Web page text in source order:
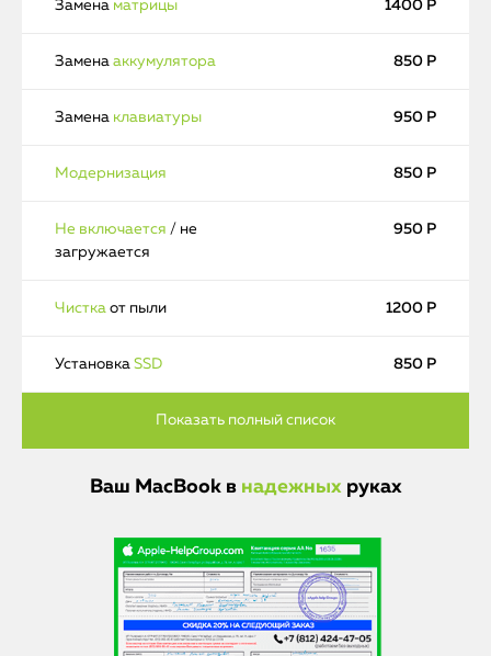
Замена матрицы 1400 Р
Замена аккумулятора 850 Р
Замена клавиатуры 950 Р
Модернизация 850 Р
Не включается / не
загружается
950 Р
Чистка от пыли 1200 Р
Установка SSD 850 Р
Ваш MacBook в надежныхруках